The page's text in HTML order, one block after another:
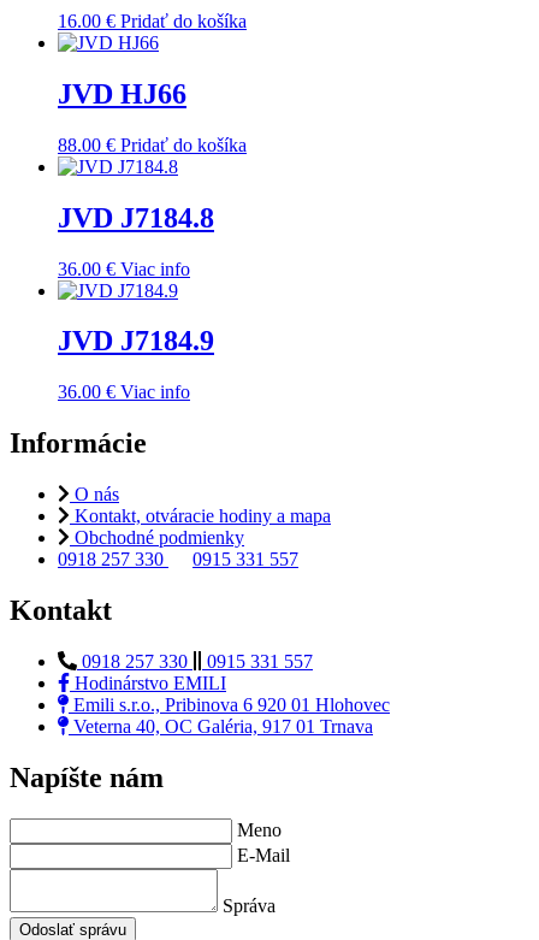
16.00 € Pridať do košíka
JVD HJ66
88.00 € Pridať do košíka
JVD J7184.8
36.00 € Viac info
JVD J7184.9
36.00 € Viac info
Informácie
O nás
Kontakt, otváracie hodiny a mapa
Obchodné podmienky
0918 257 330
0915 331 557
Kontakt
0918 257 330
0915 331 557
Hodinárstvo EMILI
Emili s.r.o., Pribinova 6 920 01 Hlohovec
Veterna 40, OC Galéria, 917 01 Trnava
Napíšte nám
Meno
E-Mail
Správa
Odoslať správu